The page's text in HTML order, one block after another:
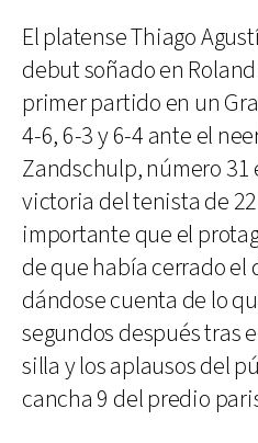
El platense Thiago
debut soñado en
primer partido en un
4-6, 6-3 y 6-4 ante el
Zandschulp, número 31
victoria del tenista de
importante que el
de que había cerrado el
dándose cuenta de lo
segundos después tras
silla y los aplausos del
cancha 9 del predio